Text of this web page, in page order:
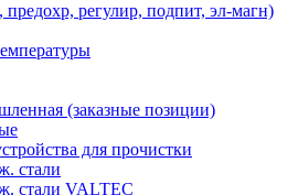
регулир, подпит, эл-магн)
(заказные позиции)
для прочистки
стали
стали VALTEC